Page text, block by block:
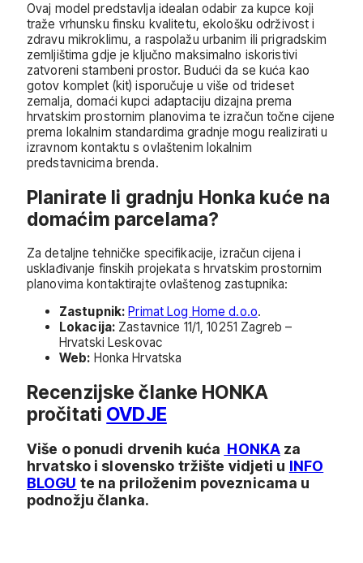
Ovaj model predstavlja idealan odabir za kupce koji
traže vrhunsku finsku kvalitetu, ekološku održivost i
zdravu mikroklimu, a raspolažu urbanim ili prigradskim
zemljištima gdje je ključno maksimalno iskoristivi
zatvoreni stambeni prostor. Budući da se kuća kao
gotov komplet (kit) isporučuje u više od trideset
zemalja, domaći kupci adaptaciju dizajna prema
hrvatskim prostornim planovima te izračun točne cijene
prema lokalnim standardima gradnje mogu realizirati u
izravnom kontaktu s ovlaštenim lokalnim
predstavnicima brenda.
Planirate li gradnju Honka kuće na
domaćim parcelama?
Za detaljne tehničke specifikacije, izračun cijena i
usklađivanje finskih projekata s hrvatskim prostornim
planovima kontaktirajte ovlaštenog zastupnika:
Zastupnik: Primat Log Home d.o.o.
Lokacija: Zastavnice 11/1, 10251 Zagreb –
Hrvatski Leskovac
Web: Honka Hrvatska
Recenzijske članke HONKA
pročitati OVDJE
Više o ponudi drvenih kuća HONKA za
hrvatsko i slovensko tržište vidjeti u INFO
BLOGU te na priloženim poveznicama u
podnožju članka.